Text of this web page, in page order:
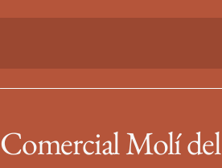
Comercial Molí del